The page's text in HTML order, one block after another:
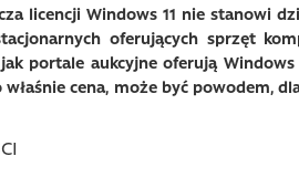
licencji Windows 11 nie stanowi
oferujących sprzęt
portale aukcyjne oferują
właśnie cena, może być powodem,